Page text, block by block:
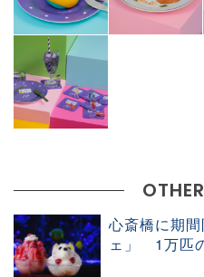
心斎橋に期
ェ」 1万匹